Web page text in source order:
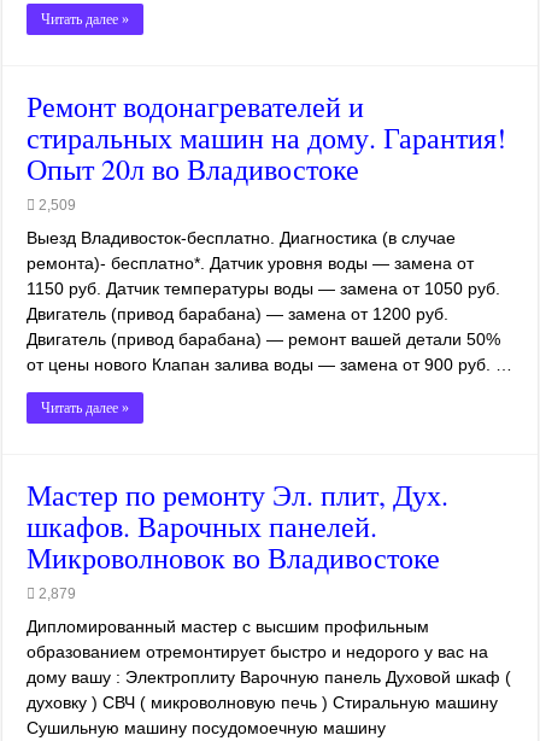
Читать далее »
Ремонт водонагревателей и
стиральных машин на дому. Гарантия!
Опыт 20л во Владивостоке
2,509
Выезд Владивосток-бесплатно. Диагностика (в случае
ремонта)- бесплатно*. Датчик уровня воды — замена от
1150 руб. Датчик температуры воды — замена от 1050 руб.
Двигатель (привод барабана) — замена от 1200 руб.
Двигатель (привод барабана) — ремонт вашей детали 50%
от цены нового Клапан залива воды — замена от 900 руб. …
Читать далее »
Мастер по ремонту Эл. плит, Дух.
шкафов. Варочных панелей.
Микроволновок во Владивостоке
2,879
Дипломированный мастер с высшим профильным
образованием отремонтирует быстро и недорого у вас на
дому вашу : Электроплиту Варочную панель Духовой шкаф (
духовку ) СВЧ ( микроволновую печь ) Стиральную машину
Сушильную машину посудомоечную машину